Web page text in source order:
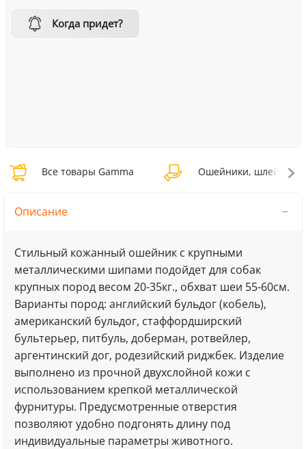
Когда придет?
Все товары Gamma Ошейники, шлейки,
Описание
Стильный кожанный ошейник с крупными
металлическими шипами подойдет для собак
крупных пород весом 20-35кг., обхват шеи 55-60см.
Варианты пород: английский бульдог (кобель),
американский бульдог, стаффордширский
бультерьер, питбуль, доберман, ротвейлер,
аргентинский дог, родезийский риджбек. Изделие
выполнено из прочной двухслойной кожи с
использованием крепкой металлической
фурнитуры. Предусмотренные отверстия
позволяют удобно подгонять длину под
индивидуальные параметры животного.